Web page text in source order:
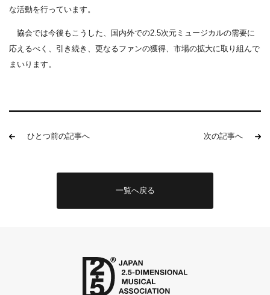
な活動を行っています。
協会では今後もこうした、国内外での2.5次元ミュージカルの需要に
応えるべく、引き続き、更なるファンの獲得、市場の拡大に取り組んで
まいります。
ひとつ前の記事へ 次の記事へ
一覧へ戻る